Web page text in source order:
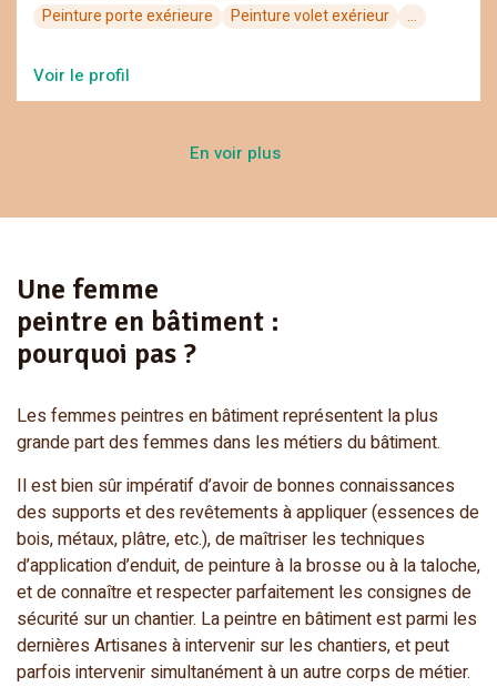
Peinture porte exérieure
Peinture volet exérieur ...
Voir le profil
En voir plus
Une femme
peintre en bâtiment :
pourquoi pas ?
Les femmes peintres en bâtiment représentent la plus
grande part des femmes dans les métiers du bâtiment.
Il est bien sûr impératif d’avoir de bonnes connaissances
des supports et des revêtements à appliquer (essences de
bois, métaux, plâtre, etc.), de maîtriser les techniques
d’application d’enduit, de peinture à la brosse ou à la taloche,
et de connaître et respecter parfaitement les consignes de
sécurité sur un chantier. La peintre en bâtiment est parmi les
dernières Artisanes à intervenir sur les chantiers, et peut
parfois intervenir simultanément à un autre corps de métier.